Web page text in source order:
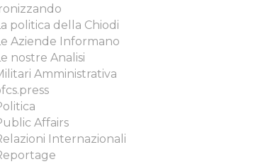
politica della Chiodi
Aziende Informano
nostre Analisi
Amministrativa
Affairs
Internazionali